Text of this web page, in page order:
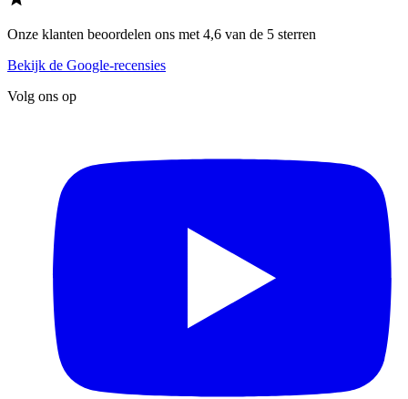
Onze klanten beoordelen ons met 4,6 van de 5 sterren
Bekijk de Google-recensies
Volg ons op